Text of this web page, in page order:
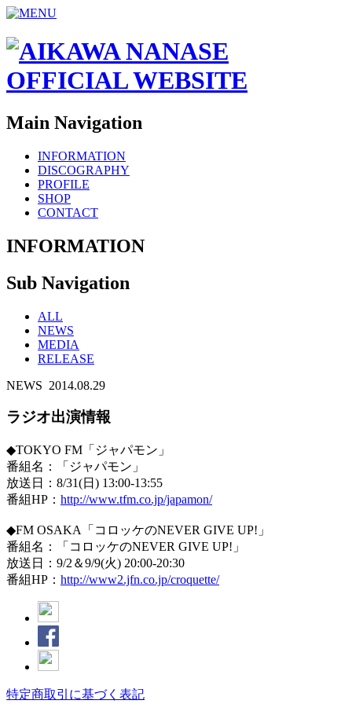
Main Navigation
INFORMATION
DISCOGRAPHY
PROFILE
SHOP
CONTACT
INFORMATION
Sub Navigation
ALL
NEWS
MEDIA
RELEASE
NEWS 2014.08.29
ラジオ出演情報
◆TOKYO FM「ジャパモン」
番組名：「ジャパモン」
放送日：8/31(日) 13:00-13:55
番組HP： http://www.tfm.co.jp/japamon/
◆FM OSAKA「コロッケのNEVER GIVE UP!」
番組名：「コロッケのNEVER GIVE UP!」
放送日：9/2＆9/9(火) 20:00-20:30
番組HP： http://www2.jfn.co.jp/croquette/
特定商取引に基づく表記